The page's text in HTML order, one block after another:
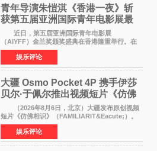
青年导演朱愷淇《香港一夜》斩
获第五届亚洲国际青年电影展最
佳剧本改编奖
近日，第五届亚洲国际青年电影展
（AIYFF）金兰奖颁奖盛典在香港隆重举行。在
这场汇聚数百位海内外电影人、文化界人士及媒
体代表的亚洲青年影视盛会上，香港本土电影
《香港一夜》（Dawn in Ho
娱乐评论
大疆 Osmo Pocket 4P 携手伊莎
贝尔·于佩尔推出视频短片《仿佛
相识》
（2026年8月6日，北京）大疆发布原创视频
短片《仿佛相识》（FAMILIARIT&Eacute;）。
视频短片由戛纳国际电影节最佳女演员伊莎贝尔·
于佩尔（Isabelle Huppert）主演，全程使用大
疆首款双主摄口
娱乐评论